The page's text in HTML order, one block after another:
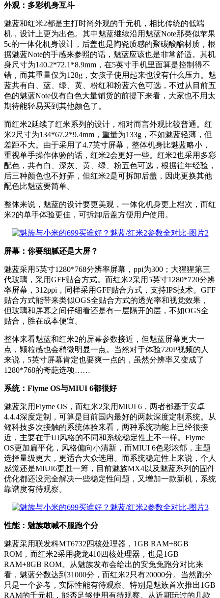
外观：多彩机身互斗
魅蓝和红米2都是主打时尚外观的千元机，相比传统的低端
机，设计上更为出色。其中魅蓝继续沿用魅蓝Note那类似苹果
5c的一体化机身设计，后盖也是陶瓷质感的聚碳酸酯材质，根
据魅蓝Note的手感来参照的话，魅蓝应该也是非常舒适。其机
身尺寸为140.2*72.1*8.9mm，在5英寸手机里面算是控制得不
错，而其重量仅为128g，女孩子使用起来也没有什么压力。魅
蓝共有白、蓝、绿、黄、粉红和粉蓝六色可选，不过从目前五
色的魅蓝Note仅有白色大量铺货的前提下来看，大家也不用太
期待能轻易买到其他颜色了。
而红米2延续了红米系列的设计，相对而言外观比较普通。红
米2尺寸为134*67.2*9.4mm，重量为133g，不如魅蓝轻薄，但
差距不大。由于采用了4.7英寸屏幕，整体机身比魅蓝略小，
重视单手操作体验的话，红米2会更好一些。红米2也采用多彩
配色，共有白、深灰、黄、绿、粉五色可选，根据往年经验，
后三种颜色也不好弄，但红米2是可拆卸后盖，因此更换其他
配色比魅蓝要简单。
整体来说，魅蓝的设计要更美观，一体化机身更上档次，而红
米2的单手体验更佳，可拆卸后盖方便用户使用。
屏幕：你要细腻还是大屏？
魅蓝采用5英寸1280*768分辨率屏幕，ppi为300；大猩猩第三
代玻璃，采用GFF贴合方式。而红米2采用5英寸1280*720分辨
率屏幕，312ppi，同样采用GFF贴合方式，支持IPS技术。GFF
贴合方式能带来类似OGS全贴合方式的透光率和视觉效果，
但玻璃和屏幕之间仔细看还是有一层隔开的层，不如OGS全
贴合，胜在成本便宜。
整体来看魅蓝和红米2的屏幕参数接近，但魅蓝屏幕更大一
点，颗粒感也会稍微明显一点。当然对于体验720P视频的人
来说，5英寸屏幕肯定也要爽一点的，虽然分辨率又变成了
1280*768的奇葩选项……
系统：Flyme OS与MIUI 6都很好
魅蓝采用Flyme OS，而红米2采用MIUI 6，两者都基于安卓
4.4.4深度定制，可算是目前国内最好的两款深度定制系统。从
鳐科技多次接触的系统体验来看，两种系统功能上已经很接
近，主要在于UI风格的不同和系统稳定性上不一样。Flyme
OS更加扁平化，风格偏向小清新，而MIUI 6色彩浓郁，主题
选择量级更大，更适合大众选用。而系统稳定性上来说，个人
感觉还是MIUI6更胜一筹，目前魅族MX4以及魅蓝系列的固件
优化都还没完全解决一些稳定性问题，又增加一款新机，系统
靠谱度有待观察。
性能：魅族敢喊不服跑个分
魅蓝采用联发科MT6732四核处理器，1GB RAM+8GB
ROM，而红米2采用骁龙410四核处理器，也是1GB
RAM+8GB ROM。从魅族发布会给出的安兔兔跑分对比来
看，魅蓝分数达到31000分，而红米2只有20000分。当然跑分
只是一个参考，实际性能有待观察。特别是魅族首次推出1GB
RAM的千元机，能否足够使用有待观察。从近期玩过的几款